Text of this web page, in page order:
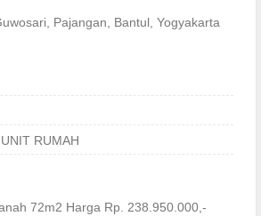
Pajangan, Bantul, Yogyakarta
RUMAH
72m2 Harga Rp. 238.950.000,-